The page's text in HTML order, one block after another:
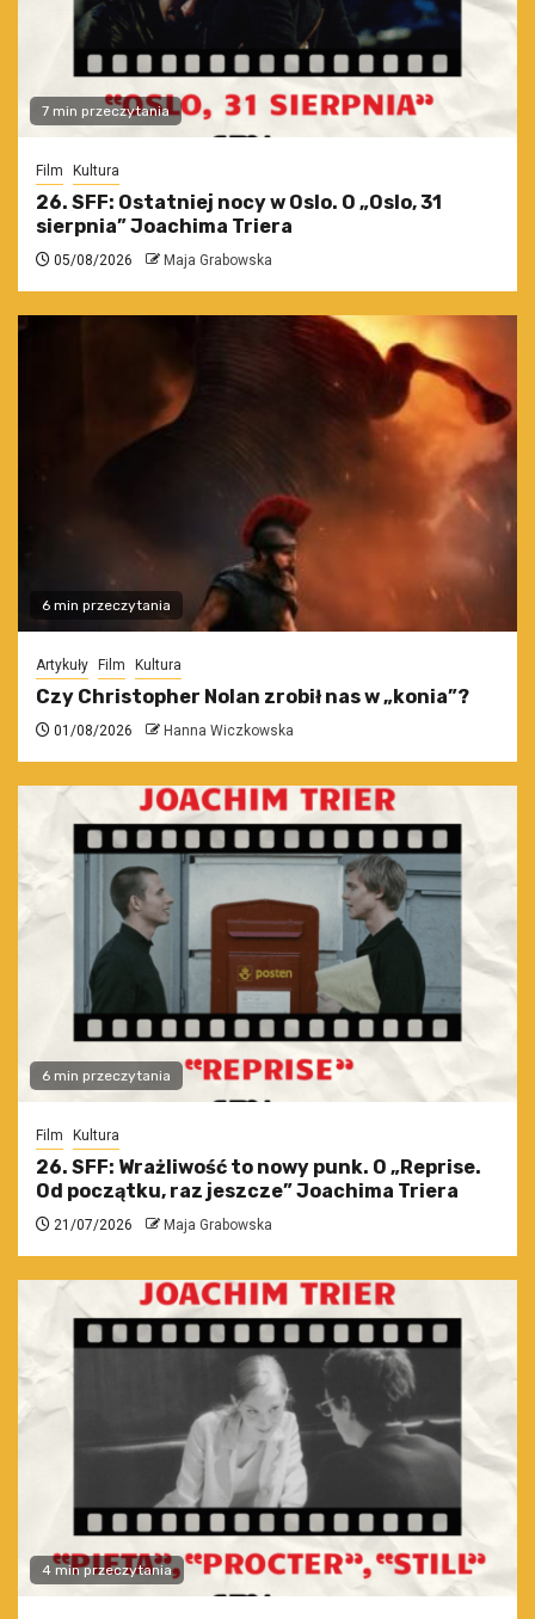
7 min przeczytania
Film Kultura
26. SFF: Ostatniej nocy w Oslo. O „Oslo, 31
sierpnia” Joachima Triera
05/08/2026 Maja Grabowska
6 min przeczytania
Artykuły Film Kultura
Czy Christopher Nolan zrobił nas w „konia”?
01/08/2026 Hanna Wiczkowska
6 min przeczytania
Film Kultura
26. SFF: Wrażliwość to nowy punk. O „Reprise.
Od początku, raz jeszcze” Joachima Triera
21/07/2026 Maja Grabowska
4 min przeczytania